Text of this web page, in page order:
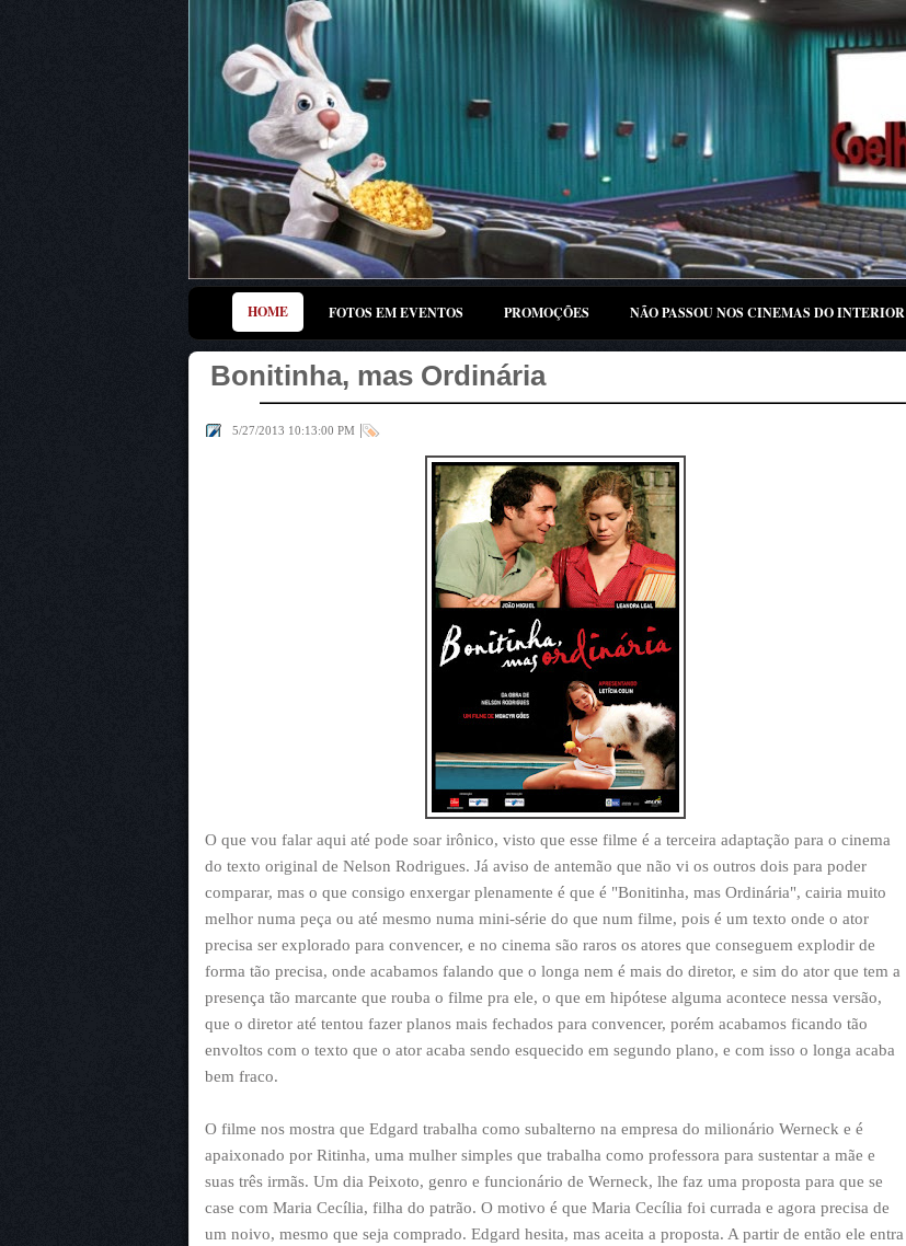
HOME FOTOS EM EVENTOS PROMOÇÕES NÃO PASSOU NOS CINEMAS DO INTERIOR
Bonitinha, mas Ordinária
5/27/2013 10:13:00 PM |
O que vou falar aqui até pode soar irônico, visto que esse filme é a terceira adaptação para o cinema
do texto original de Nelson Rodrigues. Já aviso de antemão que não vi os outros dois para poder
comparar, mas o que consigo enxergar plenamente é que é "Bonitinha, mas Ordinária", cairia muito
melhor numa peça ou até mesmo numa mini-série do que num filme, pois é um texto onde o ator
precisa ser explorado para convencer, e no cinema são raros os atores que conseguem explodir de
forma tão precisa, onde acabamos falando que o longa nem é mais do diretor, e sim do ator que tem a
presença tão marcante que rouba o filme pra ele, o que em hipótese alguma acontece nessa versão,
que o diretor até tentou fazer planos mais fechados para convencer, porém acabamos ficando tão
envoltos com o texto que o ator acaba sendo esquecido em segundo plano, e com isso o longa acaba
bem fraco.
O filme nos mostra que Edgard trabalha como subalterno na empresa do milionário Werneck e é
apaixonado por Ritinha, uma mulher simples que trabalha como professora para sustentar a mãe e
suas três irmãs. Um dia Peixoto, genro e funcionário de Werneck, lhe faz uma proposta para que se
case com Maria Cecília, filha do patrão. O motivo é que Maria Cecília foi currada e agora precisa de
um noivo, mesmo que seja comprado. Edgard hesita, mas aceita a proposta. A partir de então ele entra